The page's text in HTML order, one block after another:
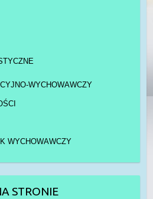
WYCHOWAWCZY
WYCHOWAWCZY
STRONIE